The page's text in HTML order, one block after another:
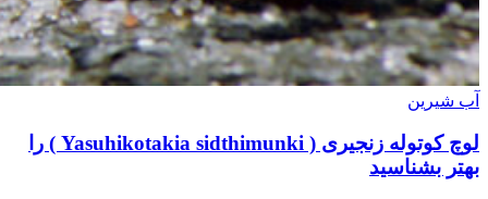
آب شیرین
لوچ کوتوله زنجیری ( Yasuhikotakia sidthimunki ) را
بهتر بشناسید